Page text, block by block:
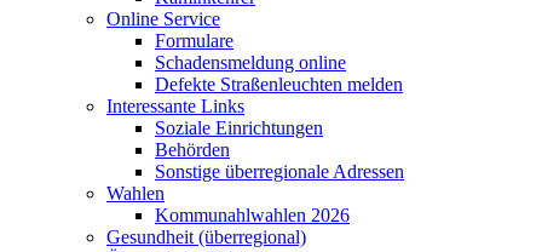
Online Service
Formulare
Schadensmeldung online
Defekte Straßenleuchten melden
Interessante Links
Soziale Einrichtungen
Behörden
Sonstige überregionale Adressen
Wahlen
Kommunahlwahlen 2026
Gesundheit (überregional)